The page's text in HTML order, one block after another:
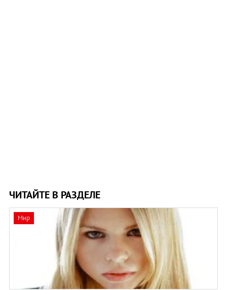
ЧИТАЙТЕ В РАЗДЕЛЕ
Мир